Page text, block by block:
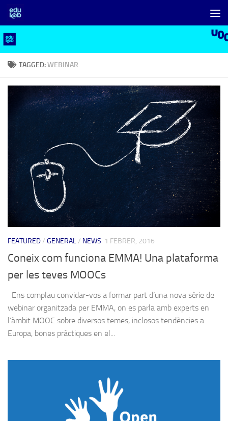
Skip to content
TAGGED:WEBINAR
FEATURED/ GENERAL/ NEWS 1 FEBRER, 2016
Coneix com funciona EMMA! Una plataforma
per les teves MOOCs
Ens complau convidar-vos a formar part d’una nova sèrie de
webinar organitzada per EMMA, on es parla amb experts en
l’àmbit MOOC sobre diversos temes, inclosos tendències a
Europa, bones pràctiques en el...